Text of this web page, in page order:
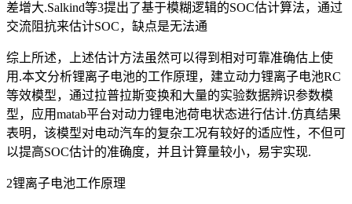
差增大.Salkind等3提出了基于模糊逻辑的SOC估计算法，通过
交流阻抗来估计SOC，缺点是无法通
综上所述，上述估计方法虽然可以得到相对可靠准确估上使
用.本文分析锂离子电池的工作原理，建立动力锂离子电池RC
等效模型，通过拉普拉斯变换和大量的实验数据辨识参数模
型，应用matab平台对动力锂电池荷电状态进行估计.仿真结果
表明，该模型对电动汽车的复杂工况有较好的适应性，不但可
以提高SOC估计的准确度，并且计算量较小，易宇实现.
2锂离子电池工作原理